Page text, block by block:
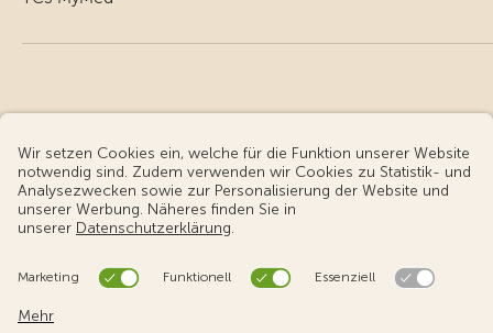
© Touring Club Schweiz
Benutzungsbedingungen - rechtliche Informationen